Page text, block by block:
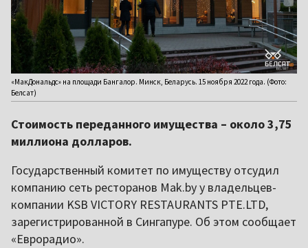
«МакДональдс» на площади Бангалор. Минск, Беларусь. 15 ноября 2022 года. (Фото:
Белсат)
Стоимость переданного имущества – около 3,75
миллиона долларов.
Государственный комитет по имуществу отсудил
компанию сеть ресторанов Mak.by у владельцев-
компании KSB VICTORY RESTAURANTS PTE.LTD,
зарегистрированной в Сингапуре. Об этом сообщает
«Еврорадио».